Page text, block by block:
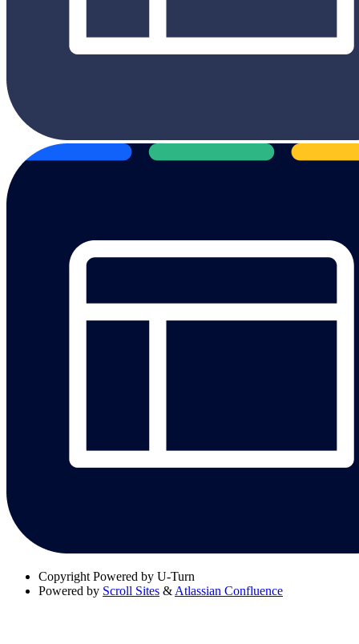
Copyright Powered by U-Turn
Powered by Scroll Sites & Atlassian Confluence